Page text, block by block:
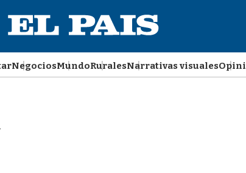
NegociosMundoRuralesNarrativas visuales